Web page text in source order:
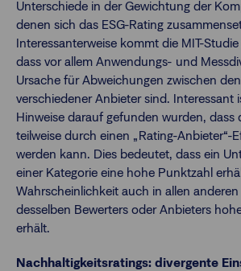
Unterschiede in der Gewichtung der
denen sich das ESG-Rating
Interessanterweise kommt die MIT-
dass vor allem Anwendungs- und
Ursache für Abweichungen zwischen
verschiedener Anbieter sind. Interessant
Hinweise darauf gefunden wurden, dass
teilweise durch einen „Rating-Anbieter“-
werden kann. Dies bedeutet, dass ein
einer Kategorie eine hohe Punktzahl
Wahrscheinlichkeit auch in allen
desselben Bewerters oder Anbieters
erhält.
Nachhaltigkeitsratings: divergente